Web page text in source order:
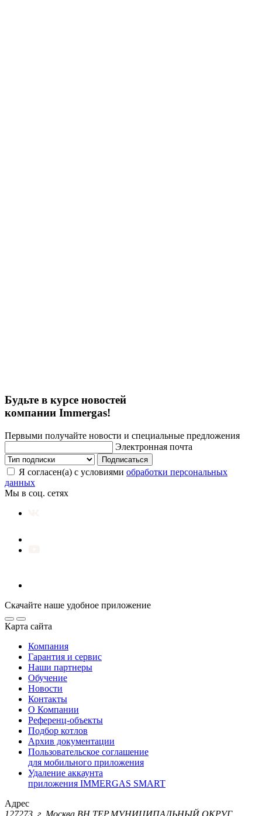
Будьте в курсе новостей
компании Immergas!
Первыми получайте новости и специальные предложения
Электронная почта
Подписаться
Я согласен(а) с условиями обработки персональных
данных
Мы в соц. сетях
Скачайте наше удобное приложение
Карта сайта
Компания
Гарантия и сервис
Наши партнеры
Обучение
Новости
Контакты
О Компании
Референц-объекты
Подбор котлов
Архив документации
Пользовательское соглашение
для мобильного приложения
Удаление аккаунта
приложения IMMERGAS SMART
Адрес
127273, г. Москва ВН.ТЕР.МУНИЦИПАЛЬНЫЙ ОКРУГ